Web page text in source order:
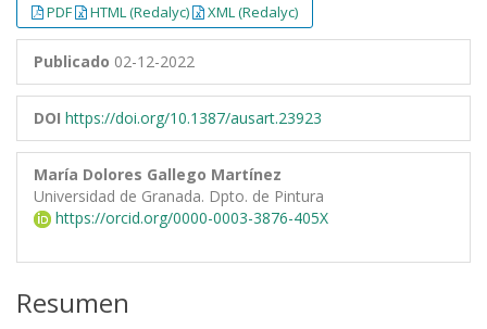
PDF HTML (Redalyc) XML (Redalyc)
Publicado 02-12-2022
DOI https://doi.org/10.1387/ausart.23923
María Dolores Gallego Martínez
Universidad de Granada. Dpto. de Pintura
https://orcid.org/0000-0003-3876-405X
Resumen